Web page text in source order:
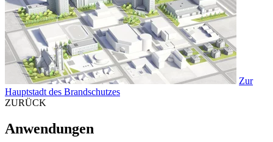
Zur
Hauptstadt des Brandschutzes
ZURÜCK
Anwendungen